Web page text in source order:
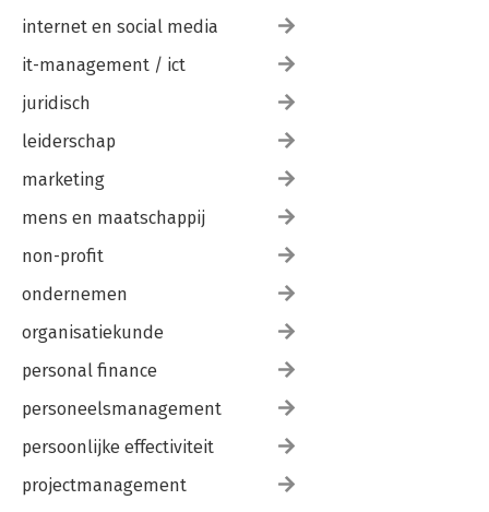
internet en social media
it-management / ict
juridisch
leiderschap
marketing
mens en maatschappij
non-profit
ondernemen
organisatiekunde
personal finance
personeelsmanagement
persoonlijke effectiviteit
projectmanagement